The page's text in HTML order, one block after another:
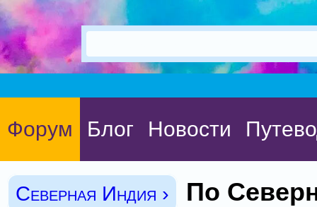
Форум Блог Новости
Северная Индия ›
По